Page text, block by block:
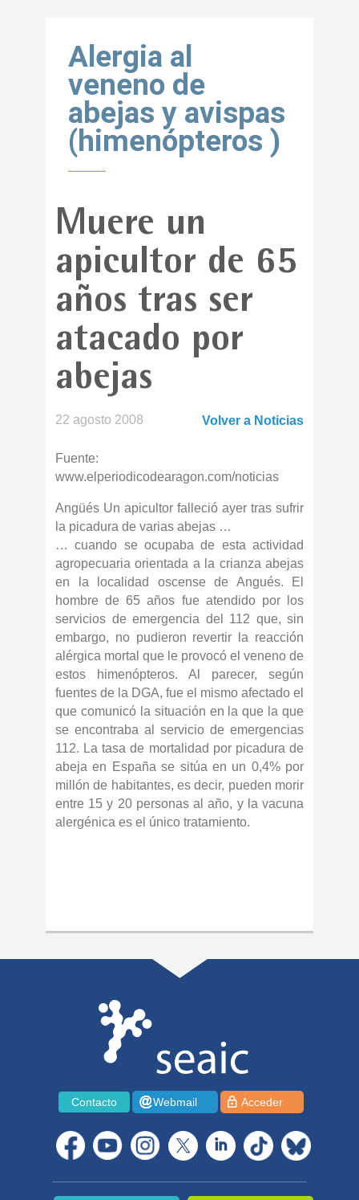
Alergia al
veneno de
abejas y avispas
(himenópteros )
Muere un
apicultor de 65
años tras ser
atacado por
abejas
Volver a Noticias
22 agosto 2008
Fuente:
www.elperiodicodearagon.com/noticias
Angüés Un apicultor falleció ayer tras sufrir
la picadura de varias abejas …
… cuando se ocupaba de esta actividad
agropecuaria orientada a la crianza abejas
en la localidad oscense de Angués. El
hombre de 65 años fue atendido por los
servicios de emergencia del 112 que, sin
embargo, no pudieron revertir la reacción
alérgica mortal que le provocó el veneno de
estos himenópteros. Al parecer, según
fuentes de la DGA, fue el mismo afectado el
que comunicó la situación en la que la que
se encontraba al servicio de emergencias
112. La tasa de mortalidad por picadura de
abeja en España se sitúa en un 0,4% por
millón de habitantes, es decir, pueden morir
entre 15 y 20 personas al año, y la vacuna
alergénica es el único tratamiento.
Contacto Webmail Acceder